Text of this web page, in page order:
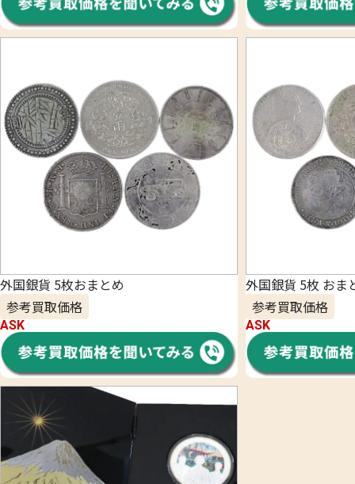
外国銀貨 5枚おまとめ
参考買取価格
ASK
外国銀貨 5枚 おま
参考買取価格
ASK